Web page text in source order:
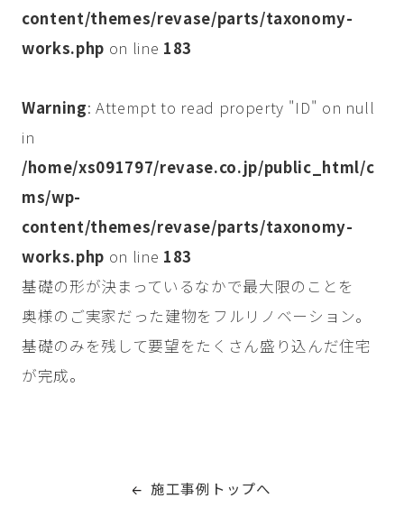
content/themes/revase/parts/taxonomy-
works.php on line 183
Warning: Attempt to read property "ID" on null
in
/home/xs091797/revase.co.jp/public_html/c
ms/wp-
content/themes/revase/parts/taxonomy-
works.php on line 183
基礎の形が決まっているなかで最大限のことを
奥様のご実家だった建物をフルリノベーション。
基礎のみを残して要望をたくさん盛り込んだ住宅
が完成。
施工事例トップへ